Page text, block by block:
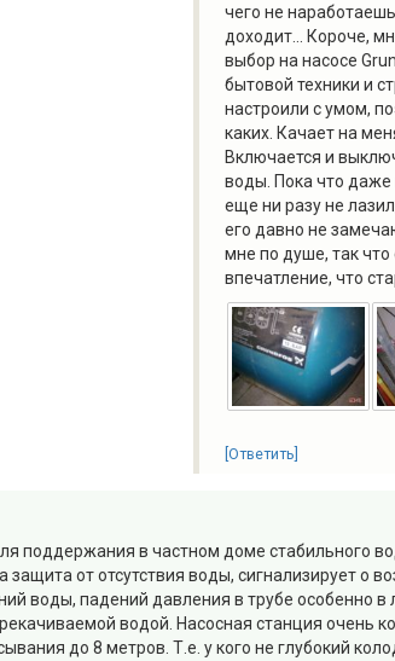
чего не
доходит... Короче,
выбор на насосе
бытовой техники и
настроили с умом,
каких. Качает на
Включается и
воды. Пока что даже
еще ни разу не
его давно не
мне по душе, так что
впечатление, что
[Ответить]
поддержания в частном доме стабильного
от отсутствия воды, сигнализирует
воды, падений давления в трубе особенно
водой. Насосная станция очень
до 8 метров. Т.е. у кого не глубокий